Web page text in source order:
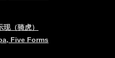
（骑虎）
Five Forms